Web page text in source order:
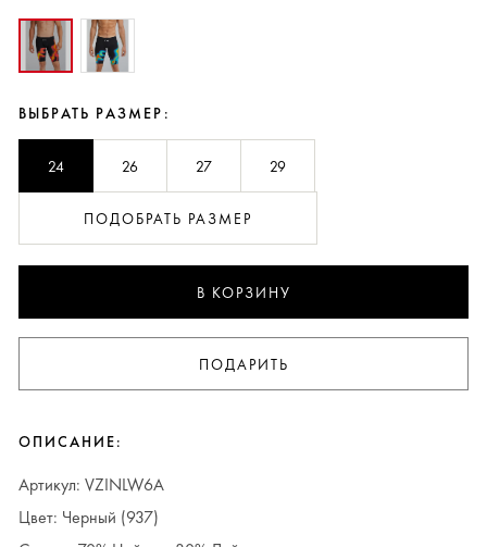
ВЫБРАТЬ РАЗМЕР:
24 26 27 29
ПОДОБРАТЬ РАЗМЕР
В КОРЗИНУ
ПОДАРИТЬ
ОПИСАНИЕ:
Артикул: VZINLW6A
Цвет: Черный (937)